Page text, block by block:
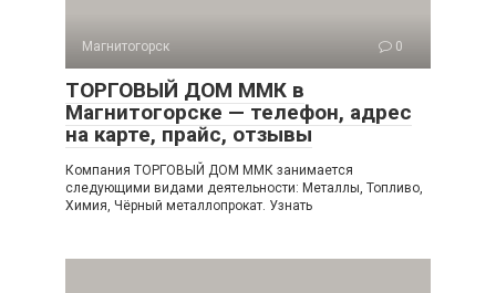
Магнитогорск 0
ТОРГОВЫЙ ДОМ ММК в
Магнитогорске — телефон, адрес
на карте, прайс, отзывы
Компания ТОРГОВЫЙ ДОМ ММК занимается
следующими видами деятельности: Металлы, Топливо,
Химия, Чёрный металлопрокат. Узнать